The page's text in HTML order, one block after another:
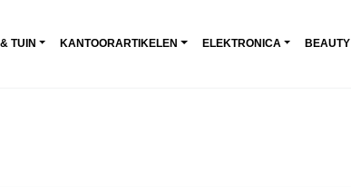
TUIN KANTOORARTIKELEN ELEKTRONICA BEAUTY